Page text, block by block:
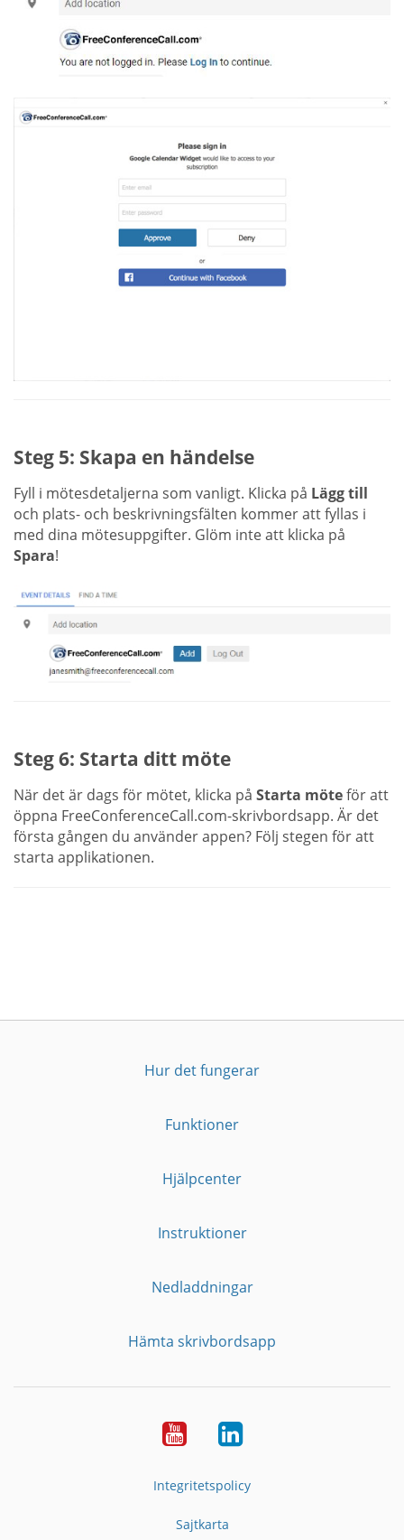
Steg 5: Skapa en händelse
Fyll i mötesdetaljerna som vanligt. Klicka på Lägg till
och plats- och beskrivningsfälten kommer att fyllas i
med dina mötesuppgifter. Glöm inte att klicka på
Spara!
Steg 6: Starta ditt möte
När det är dags för mötet, klicka på Starta möteför att
öppna FreeConferenceCall.com-skrivbordsapp. Är det
första gången du använder appen? Följ stegen för att
starta applikationen.
Hur det fungerar
Funktioner
Hjälpcenter
Instruktioner
Nedladdningar
Hämta skrivbordsapp
YouTubeLinkedIn
Integritetspolicy
Sajtkarta